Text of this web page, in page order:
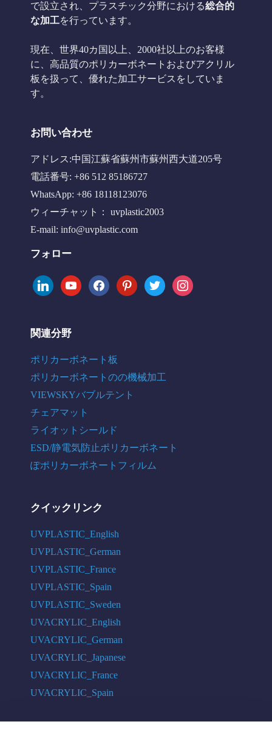
で設立され、プラスチック分野における総合的
な加工を行っています。
現在、世界40カ国以上、2000社以上のお客様
に、高品質のポリカーボネートおよびアクリル
板を扱って、優れた加工サービスをしていま
す。
お問い合わせ
アドレス:中国江蘇省蘇州市蘇州西大道205号
電話番号: +86 512 85186727
WhatsApp: +86 18118123076
ウィーチャット： uvplastic2003
E-mail: info@uvplastic.com
フォロー
linkedinyoutubefacebookpinteresttwitter instagram
関連分野
ポリカーボネート板
ポリカーボネートのの機械加工
VIEWSKYバブルテント
チェアマット
ライオットシールド
ESD/静電気防止ポリカーボネート
ぽポリカーボネートフィルム
クイックリンク
UVPLASTIC_English
UVPLASTIC_German
UVPLASTIC_France
UVPLASTIC_Spain
UVPLASTIC_Sweden
UVACRYLIC_English
UVACRYLIC_German
UVACRYLIC_Japanese
UVACRYLIC_France
UVACRYLIC_Spain